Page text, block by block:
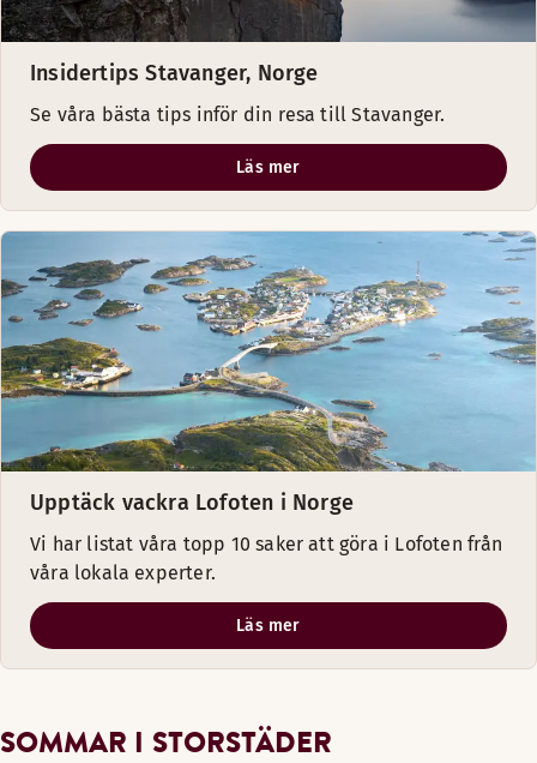
Insidertips Stavanger, Norge
Se våra bästa tips inför din resa till Stavanger.
Läs mer
Upptäck vackra Lofoten i Norge
Vi har listat våra topp 10 saker att göra i Lofoten från
våra lokala experter.
Läs mer
SOMMAR I STORSTÄDER